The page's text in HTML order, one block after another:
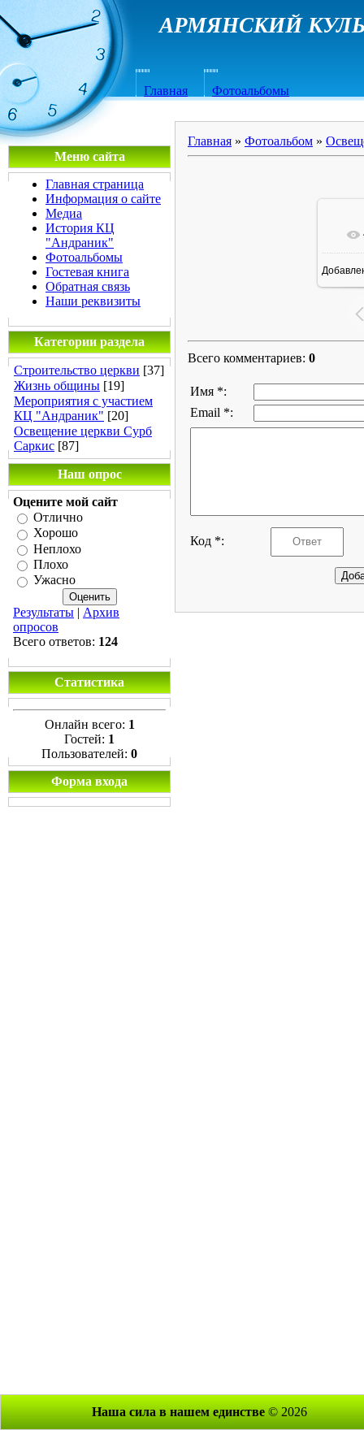
АРМЯНСКИЙ
Главная Фотоальбомы
Меню сайта
Главная страница
Информация о сайте
Медиа
История КЦ
"Андраник"
Фотоальбомы
Гостевая книга
Обратная связь
Наши реквизиты
Категории раздела
Строительство церкви [37]
Жизнь общины [19]
Мероприятия с участием
КЦ "Андраник" [20]
Освещение церкви Сурб
Саркис [87]
Наш опрос
Оцените мой сайт
Отлично
Хорошо
Неплохо
Плохо
Ужасно
Результаты | Архив
опросов
Всего ответов: 124
Статистика
Онлайн всего: 1
Гостей: 1
Пользователей: 0
Форма входа
Главная » Фотоальбом »
Всего комментариев: 0
Имя *:
Email *:
Код *:
Наша сила в нашем единстве © 2026